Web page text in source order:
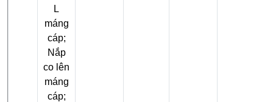
L
máng
cáp;
Nắp
co lên
máng
cáp;